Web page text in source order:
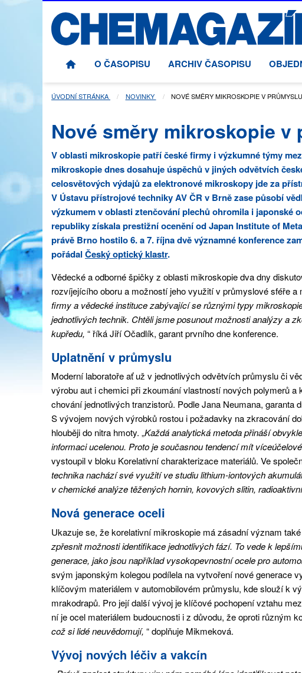
O ČASOPISU ARCHIV ČASOPISU
ÚVODNÍ STRÁNKA NOVINKY AKTUÁLNÍ STRÁNKA:
NOVÉ SMĚRY MIKROSKOPIE V
Nové směry mikroskopie
V oblasti mikroskopie patří české firmy i výzkumné týmy
mikroskopie dnes dosahuje úspěchů v jiných odvětvích
celosvětových výdajů za elektronové mikroskopy jde za
V Ústavu přístrojové techniky AV ČR v Brně zase působí
výzkumem v oblasti ztenčování plechů ohromila i japonské
republiky získala prestižní ocenění od Japan Institute of
právě Brno hostilo 6. a 7. října dvě významné konference
pořádal Český optický klastr.
Vědecké a odborné špičky z oblasti mikroskopie dva dny
rozvíjejícího oboru a možností jeho využití v průmyslové sféře a
firmy a vědecké instituce zabývající se různými typy
jednotlivých technik. Chtěli jsme posunout možnosti analýzy a
kupředu, “ říká Jiří Očadlík, garant prvního dne konference.
Uplatnění v průmyslu
Moderní laboratoře ať už v jednotlivých odvětvích průmyslu či
výrobu aut i chemici při zkoumání vlastností nových polymerů
chování jednotlivých tranzistorů. Podle Jana Neumana,
S vývojem nových výrobků rostou i požadavky na zkracování
hlouběji do nitra hmoty. „Každá analytická metoda přináší
informaci ucelenou. Proto je současnou tendencí mít
vystoupil v bloku Korelativní charakterizace materiálů. Ve
technika nachází své využití ve studiu lithium-iontových
v chemické analýze těžených hornin, kovových slitin,
Nová generace oceli
Ukazuje se, že korelativní mikroskopie má zásadní význam
zpřesnit možnosti identifikace jednotlivých fází. To vede k
generace, jako jsou například vysokopevnostní ocele pro
svým japonským kolegou podílela na vytvoření nové generace
klíčovým materiálem v automobilovém průmyslu, kde slouží k
mrakodrapů. Pro její další vývoj je klíčové pochopení vztahu
ní je ocel materiálem budoucnosti i z důvodu, že oproti různým
což si lidé neuvědomují, “ doplňuje Mikmeková.
Vývoj nových léčiv a vakcín